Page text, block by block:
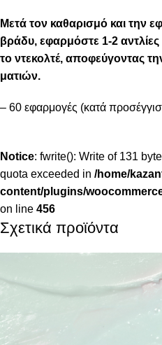
Μετά τον καθαρισμό και την
βράδυ, εφαρμόστε 1-2
το ντεκολτέ, αποφεύγοντας
ματιών.
– 60 εφαρμογές (κατά
Notice: fwrite(): Write of 131
quota exceeded in /home/
content/plugins/
on line 456
Σχετικά προϊόντα